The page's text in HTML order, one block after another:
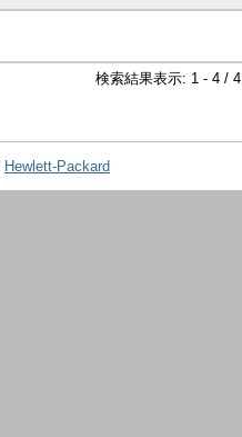
検索結果表示: 1 - 4 / 4
Hewlett-Packard